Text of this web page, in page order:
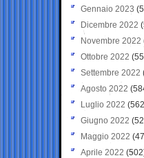
Gennaio 2023
Dicembre 2022
Novembre 2022
Ottobre 2022
Settembre 2022
Agosto 2022
Luglio 2022
Giugno 2022
Maggio 2022
Aprile 2022